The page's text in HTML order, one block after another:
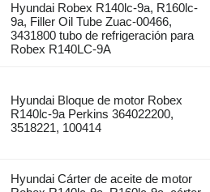
Hyundai Robex R140lc-9a, R160lc-
9a, Filler Oil Tube Zuac-00466,
3431800 tubo de refrigeración para
Robex R140LC-9A
Hyundai Bloque de motor Robex
R140lc-9a Perkins 364022200,
3518221, 100414
Hyundai Cárter de aceite de motor